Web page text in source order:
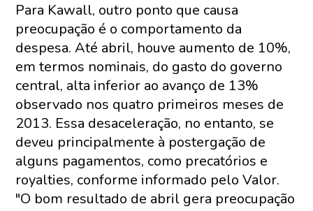
Para Kawall, outro ponto que causa
preocupação é o comportamento da
despesa. Até abril, houve aumento de 10%,
em termos nominais, do gasto do governo
central, alta inferior ao avanço de 13%
observado nos quatro primeiros meses de
2013. Essa desaceleração, no entanto, se
deveu principalmente à postergação de
alguns pagamentos, como precatórios e
royalties, conforme informado pelo Valor.
"O bom resultado de abril gera preocupação